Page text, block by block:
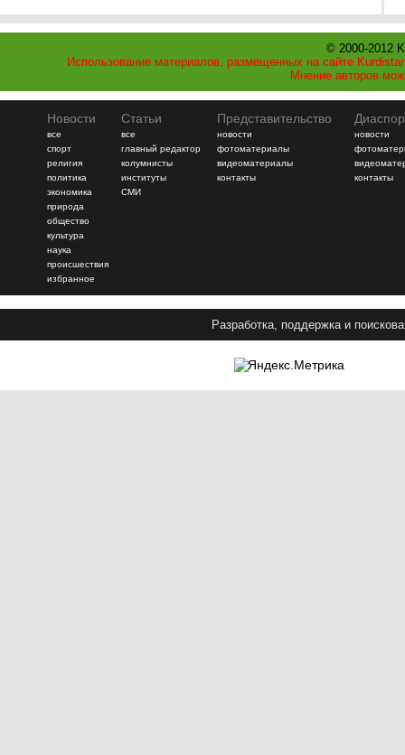
© 2000-2012
Использование материалов, размещенных на сайте
Мнение авторов
Новости
все
спорт
религия
политика
экономика
природа
общество
культура
наука
происшествия
избранное
Статьи
все
главный редактор
колумнисты
институты
СМИ
Представительство
новости
фотоматериалы
видеоматериалы
контакты
новости
контакты
Разработка, поддержка и